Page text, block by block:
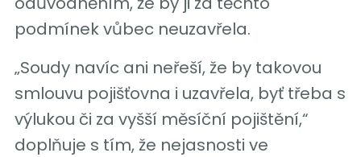
podmínek vůbec neuzavřela.
„Soudy navíc ani neřeší, že by takovou
smlouvu pojišťovna i uzavřela, byť třeba s
výlukou či za vyšší měsíční pojištění,“
doplňuje s tím, že nejasnosti ve